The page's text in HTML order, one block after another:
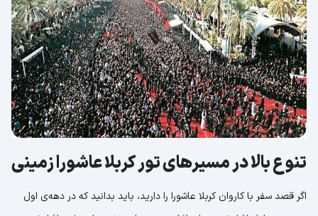
تنوع بالا در مسیرهای تور کربلا عاشورا زمینی
اگر قصد سفر با کاروان کربلا عاشورا را دارید، باید بدانید که در دهه‌ی اول